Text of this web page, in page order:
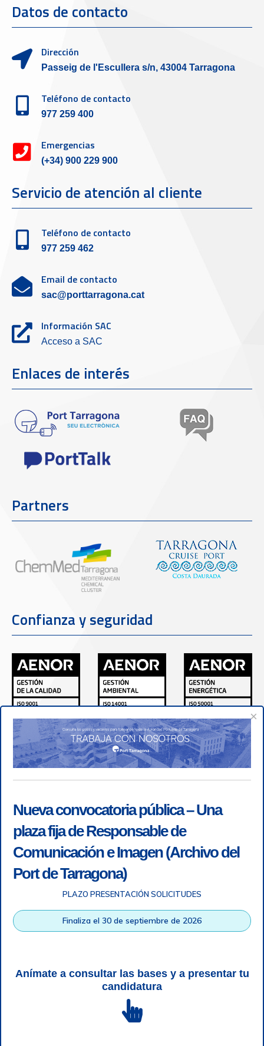
Datos de contacto
Dirección
Passeig de l'Escullera s/n, 43004 Tarragona
Teléfono de contacto
977 259 400
Emergencias
(+34) 900 229 900
Servicio de atención al cliente
Teléfono de contacto
977 259 462
Email de contacto
sac@porttarragona.cat
Información SAC
Acceso a SAC
Enlaces de interés
Partners
Confianza y seguridad
grabación telefónica
| SGSI |
Login
Autoridad Portuaria de Tarragona © Todos los derechos
×
Nueva convocatoria pública – Una
plaza fija de Responsable de
Comunicación e Imagen (Archivo del
Port de Tarragona)
PLAZO PRESENTACIÓN SOLICITUDES
Finaliza el 30 de septiembre de 2026
Anímate a consultar las bases y a presentar tu
candidatura